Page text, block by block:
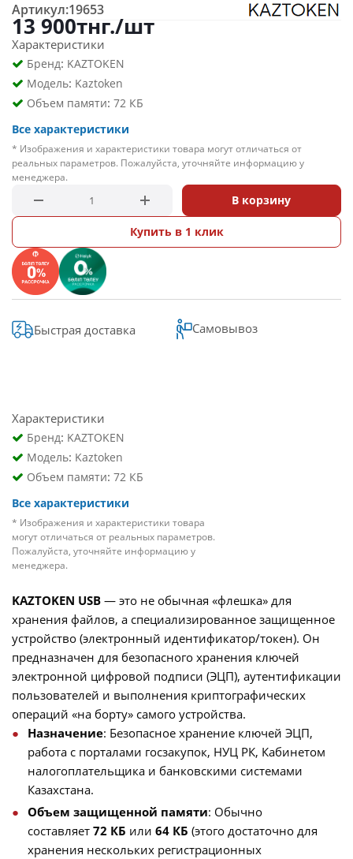
Артикул:19653
13 900тнг./шт
Характеристики
Бренд: KAZTOKEN
Модель: Kaztoken
Объем памяти: 72 КБ
Все характеристики
* Изображения и характеристики товара могут отличаться от
реальных параметров. Пожалуйста, уточняйте информацию у
менеджера.
В корзину
Купить в 1 клик
Быстрая доставка Самовывоз
Характеристики
Бренд: KAZTOKEN
Модель: Kaztoken
Объем памяти: 72 КБ
Все характеристики
* Изображения и характеристики товара
могут отличаться от реальных параметров.
Пожалуйста, уточняйте информацию у
менеджера.
KAZTOKEN USB — это не обычная «флешка» для
хранения файлов, а специализированное защищенное
устройство (электронный идентификатор/токен). Он
предназначен для безопасного хранения ключей
электронной цифровой подписи (ЭЦП), аутентификации
пользователей и выполнения криптографических
операций «на борту» самого устройства.
Назначение: Безопасное хранение ключей ЭЦП,
работа с порталами госзакупок, НУЦ РК, Кабинетом
налогоплательщика и банковскими системами
Казахстана.
Объем защищенной памяти: Обычно
составляет 72 КБ или 64 КБ (этого достаточно для
хранения нескольких регистрационных